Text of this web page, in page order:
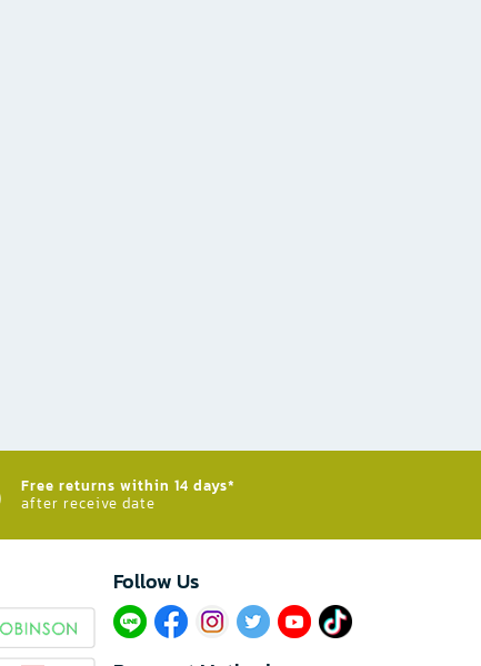
Free returns within 14 days*
after receive date
Follow Us​